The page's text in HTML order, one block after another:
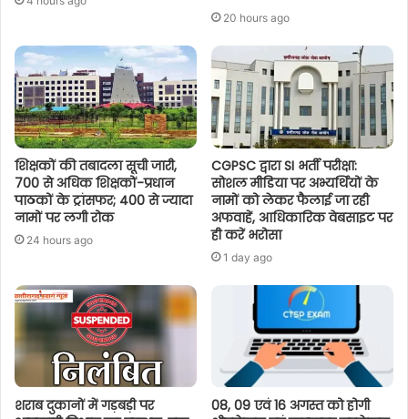
20 hours ago
शिक्षकों की तबादला सूची जारी,
700 से अधिक शिक्षकों-प्रधान
पाठकों के ट्रांसफर; 400 से ज्यादा
नामों पर लगी रोक
24 hours ago
CGPSC द्वारा SI भर्ती परीक्षा:
सोशल मीडिया पर अभ्यर्थियों के
नामों को लेकर फैलाई जा रही
अफवाहें, आधिकारिक वेबसाइट पर
ही करें भरोसा
1 day ago
शराब दुकानों में गड़बड़ी पर
08, 09 एवं 16 अगस्त को होगी